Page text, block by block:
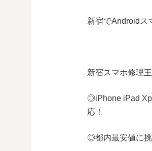
新宿でAndroidス
新宿スマホ修理王
◎iPhone iPad
応！
◎都内最安値に挑